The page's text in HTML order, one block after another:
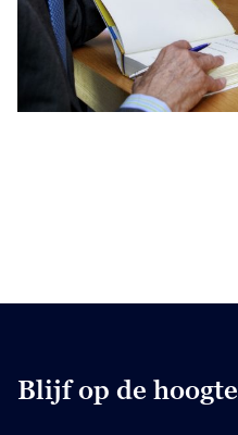
Blijf op de hoogte